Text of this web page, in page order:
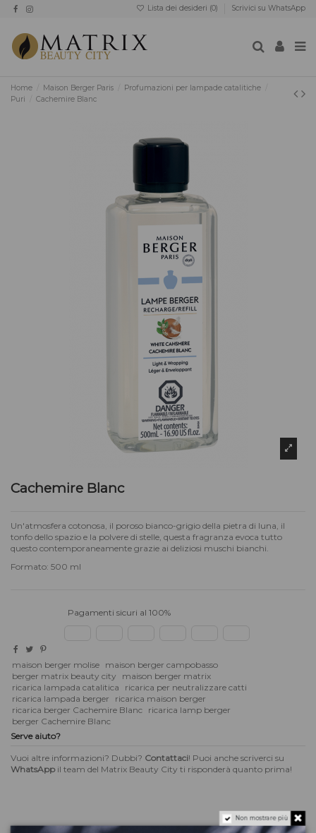
Lista dei desideri (0) Scrivici su WhatsApp
Home Maison Berger Paris
Profumazioni per lampade catalitiche
Puri
Cachemire Blanc
Cachemire Blanc
Un'atmosfera cotonosa, il poroso bianco-grigio della pietra di luna, il
tonfo dello spazio e la polvere di stelle, questa fragranza evoca tutto
questo contemporaneamente grazie ai deliziosi muschi bianchi.
Formato: 500 ml
Pagamenti sicuri al 100%
maison berger molise maison berger campobasso
berger matrix beauty city
maison berger matrix
ricarica lampada catalitica
ricarica per neutralizzare catti
ricarica lampada berger
ricarica maison berger
ricarica berger Cachemire Blanc ricarica lamp berger
berger Cachemire Blanc
Serve aiuto?
Vuoi altre informazioni? Dubbi? Contattaci! Puoi anche scriverci su
WhatsAppil team del Matrix Beauty City ti risponderà quanto prima!
Non mostrare più